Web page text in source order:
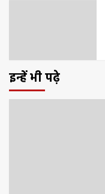
इन्हें भी पढ़े